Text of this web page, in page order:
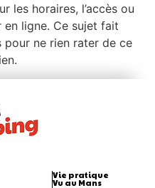
les horaires, l’accès ou
ligne. Ce sujet fait
ne rien rater de ce
Vie pratique
Vu au Mans